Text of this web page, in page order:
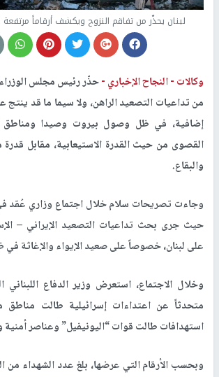
لبنان يحذّر من تفاقم النزوح ويكشف أرقاماً مرتفعة
وكالات -النجاح الإخباري -حذّر رئيس مجلس الوزراء
من تداعيات التصعيد الراهن، ولا سيما ما قد
إضافية، في ظل وصول بيروت وصيدا ومناطق
القصوى من حيث القدرة الاستيعابية، مقابل
والبقاع.
وجاءت تصريحات سلام خلال اجتماع وزاري عُقد
حيث جرى بحث تداعيات التصعيد الإيراني –
على لبنان، خصوصاً على صعيد الإيواء والإغاثة في
وخلال الاجتماع، استعرض وزير الدفاع اللبناني
متحدثاً عن اعتداءات إسرائيلية طالت مناطق
استهدافات طالت قوات “اليونيفيل” وعناصر
وبحسب الأرقام التي عرضها، بلغ عدد الشهداء من